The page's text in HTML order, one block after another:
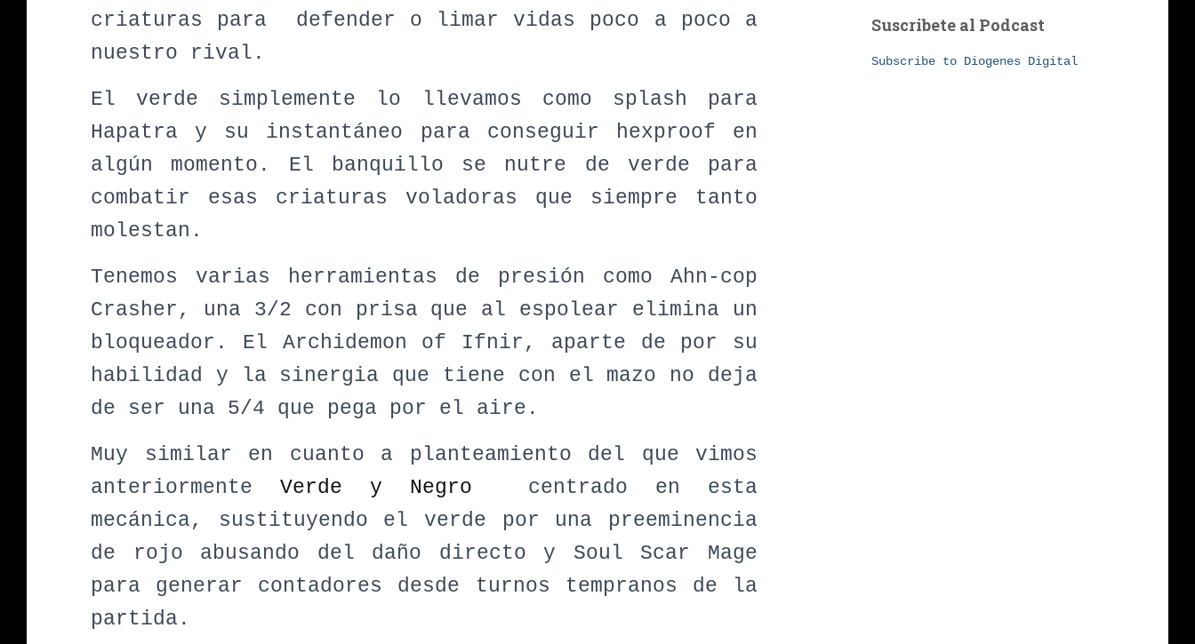
criaturas para defender o limar vidas poco a poco a
nuestro rival.
El verde simplemente lo llevamos como splash para
Hapatra y su instantáneo para conseguir hexproof en
algún momento. El banquillo se nutre de verde para
combatir esas criaturas voladoras que siempre tanto
molestan.
Tenemos varias herramientas de presión como Ahn-cop
Crasher, una 3/2 con prisa que al espolear elimina un
bloqueador. El Archidemon of Ifnir, aparte de por su
habilidad y la sinergia que tiene con el mazo no deja
de ser una 5/4 que pega por el aire.
Muy similar en cuanto a planteamiento del que vimos
anteriormenteVerde y Negro centrado en esta
mecánica, sustituyendo el verde por una preeminencia
de rojo abusando del daño directo y Soul Scar Mage
para generar contadores desde turnos tempranos de la
partida.
Suscribete al Podcast
Subscribe to Diogenes Digital